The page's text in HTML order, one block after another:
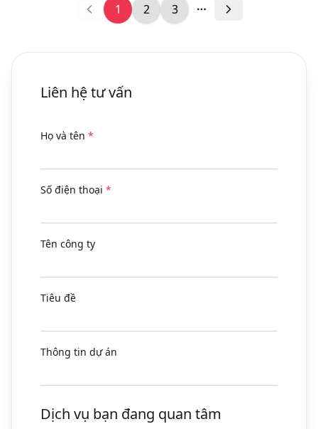
1 2 3 More pages
Liên hệ tư vấn
Họ và tên *
Số điện thoại *
Tên công ty
Tiêu đề
Thông tin dự án
Dịch vụ bạn đang quan tâm